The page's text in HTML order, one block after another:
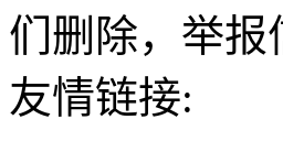
们删除，举
友情链接: